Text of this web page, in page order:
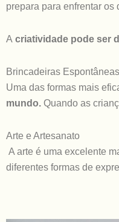
prepara para enfrentar os
A criatividade pode ser
Brincadeiras Espontâneas
Uma das formas mais
mundo. Quando as
Arte e Artesanato
A arte é uma excelente
diferentes formas de